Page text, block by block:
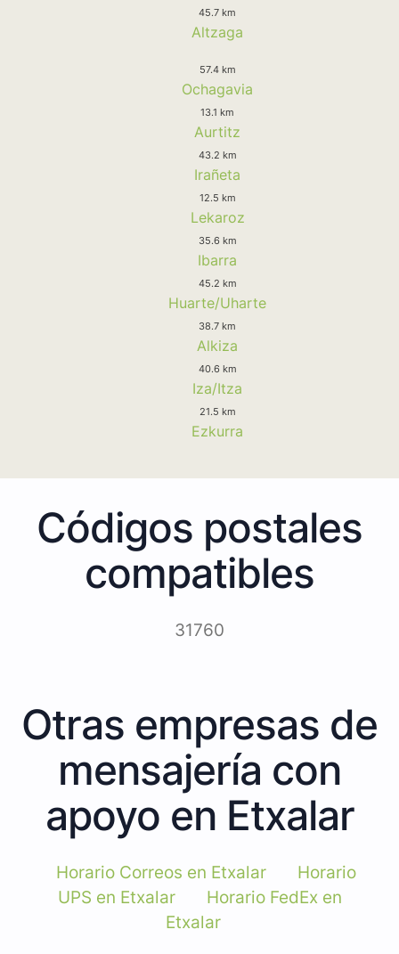
45.7 km
Altzaga
57.4 km
Ochagavia
13.1 km
Aurtitz
43.2 km
Irañeta
12.5 km
Lekaroz
35.6 km
Ibarra
45.2 km
Huarte/Uharte
38.7 km
Alkiza
40.6 km
Iza/Itza
21.5 km
Ezkurra
Códigos postales
compatibles
31760
Otras empresas de
mensajería con
apoyo en Etxalar
Horario Correos en Etxalar
Horario
UPS en Etxalar
Horario FedEx en
Etxalar